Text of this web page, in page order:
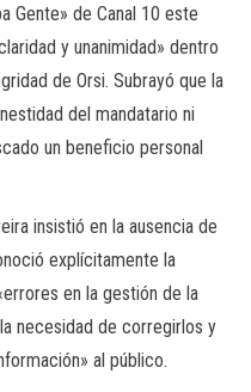
Gente» de Canal 10 este
y unanimidad» dentro
de Orsi. Subrayó que la
del mandatario ni
un beneficio personal
insistió en la ausencia de
explícitamente la
en la gestión de la
necesidad de corregirlos y
al público.